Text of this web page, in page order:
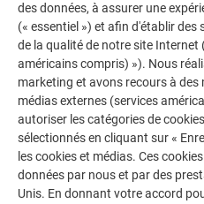
Il est important de réaliser la
joue un rôle déterminant pour
Plus les profils sont
précision, plus il vous sera
Assurez-vous que la lame
des données, à assurer une
(« essentiel ») et afin d'établir
de la qualité de notre site
américains compris) »). Nous
marketing et avons recours à
médias externes (services
autoriser les catégories de
sélectionnés en cliquant sur «
les cookies et médias. Ces
données par nous et par des
Unis. En donnant votre accord